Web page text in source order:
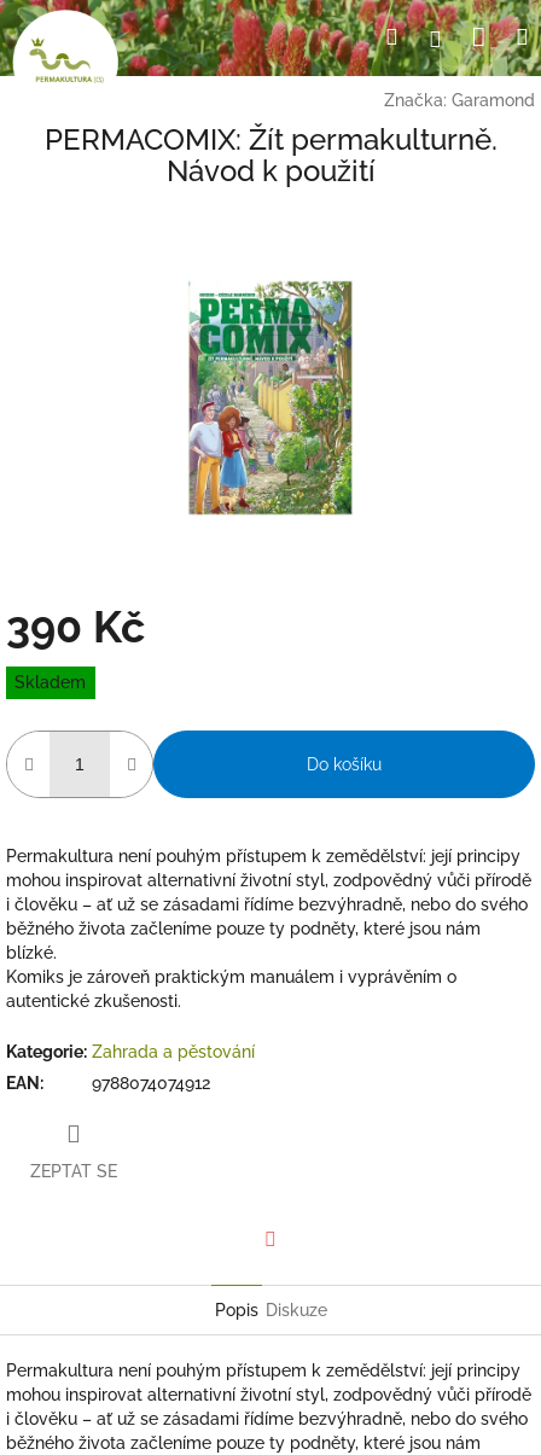
Přejít
na
obsah
HledatPřihlášení
Značka: Garamond
PERMACOMIX: Žít permakulturně.
Návod k použití
390 Kč
Měrná
cena:
Skladem
Do košíku
Permakultura není pouhým přístupem k zemědělství: její principy
mohou inspirovat alternativní životní styl, zodpovědný vůči přírodě
i člověku – ať už se zásadami řídíme bezvýhradně, nebo do svého
běžného života začleníme pouze ty podněty, které jsou nám
blízké.
Komiks je zároveň praktickým manuálem i vyprávěním o
autentické zkušenosti.
Kategorie: Zahrada a pěstování
EAN : 9788074074912
ZEPTAT SE
Popis Diskuze
Permakultura není pouhým přístupem k zemědělství: její principy
mohou inspirovat alternativní životní styl, zodpovědný vůči přírodě
i člověku – ať už se zásadami řídíme bezvýhradně, nebo do svého
běžného života začleníme pouze ty podněty, které jsou nám